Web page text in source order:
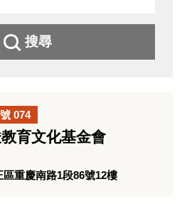
搜尋
074
育文化基金會
重慶南路1段86號12樓